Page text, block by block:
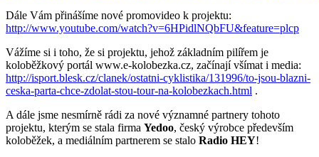
Dále Vám přinášíme nové promovideo k projektu:
http://www.youtube.com/watch?v=6HPidlNQbFU&feature=plcp
Vážíme si i toho, že si projektu, jehož základním pilířem je
koloběžkový portál www.e-kolobezka.cz, začínají všímat i media:
http://isport.blesk.cz/clanek/ostatni-cyklistika/131996/to-jsou-blazni-
ceska-parta-chce-zdolat-stou-tour-na-kolobezkach.html .
A dále jsme nesmírně rádi za nové významné partnery tohoto
projektu, kterým se stala firma Yedoo, český výrobce především
koloběžek, a mediálním partnerem se stalo Radio HEY!